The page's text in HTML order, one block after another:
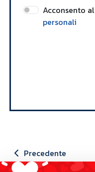
Acconsento al
personali
Precedente